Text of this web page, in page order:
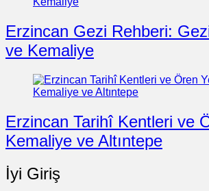
Erzincan Gezi Rehberi:
ve Kemaliye
Erzincan Tarihî Kentleri ve
Kemaliye ve Altıntepe
İyi Giriş